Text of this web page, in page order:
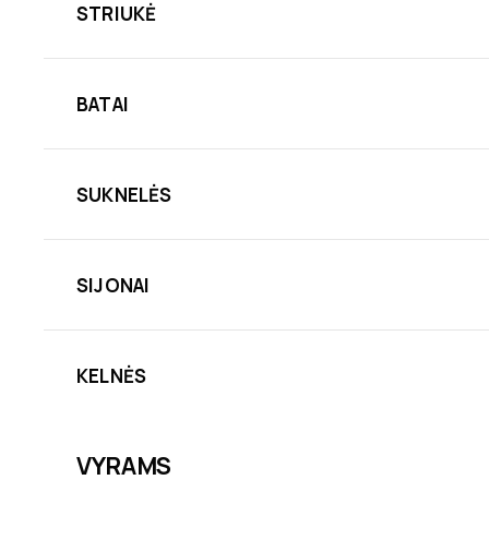
STRIUKĖ
BATAI
SUKNELĖS
SIJONAI
KELNĖS
VYRAMS